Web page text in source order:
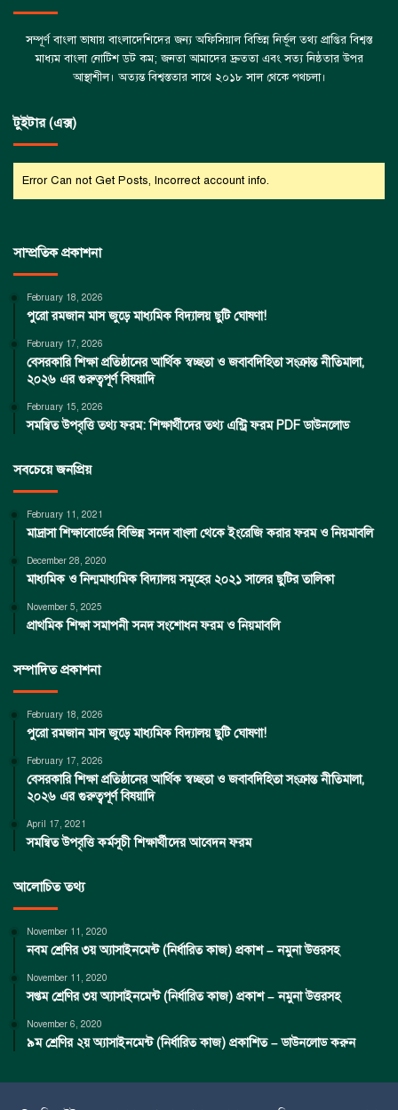
সম্পূর্ণ বাংলা ভাষায় বাংলাদেশিদের জন্য অফিসিয়াল বিভিন্ন নির্ভূল তথ্য প্রাপ্তির বিশ্বস্ত
মাধ্যম বাংলা নোটিশ ডট কম; জনতা আমাদের দ্রুততা এবং সত্য নিষ্ঠতার উপর
আস্থাশীল। অত্যন্ত বিশ্বস্ততার সাথে ২০১৮ সাল থেকে পথচলা।
টুইটার (এক্স)
Error Can not Get Posts, Incorrect account info.
সাম্প্রতিক প্রকাশনা
February 18, 2026
পুরো রমজান মাস জুড়ে মাধ্যমিক বিদ্যালয় ছুটি ঘোষণা!
February 17, 2026
বেসরকারি শিক্ষা প্রতিষ্ঠানের আর্থিক স্বচ্ছতা ও জবাবদিহিতা সংক্রান্ত নীতিমালা,
২০২৬ এর গুরুত্বপূর্ণ বিষয়াদি
February 15, 2026
সমন্বিত উপবৃত্তি তথ্য ফরম: শিক্ষার্থীদের তথ্য এন্ট্রি ফরম PDF ডাউনলোড
সবচেয়ে জনপ্রিয়
February 11, 2021
মাদ্রাসা শিক্ষাবোর্ডের বিভিন্ন সনদ বাংলা থেকে ইংরেজি করার ফরম ও নিয়মাবলি
December 28, 2020
মাধ্যমিক ও নিন্মমাধ্যমিক বিদ্যালয় সমূহের ২০২১ সালের ছুটির তালিকা
November 5, 2025
প্রাথমিক শিক্ষা সমাপনী সনদ সংশোধন ফরম ও নিয়মাবলি
সম্পাদিত প্রকাশনা
February 18, 2026
পুরো রমজান মাস জুড়ে মাধ্যমিক বিদ্যালয় ছুটি ঘোষণা!
February 17, 2026
বেসরকারি শিক্ষা প্রতিষ্ঠানের আর্থিক স্বচ্ছতা ও জবাবদিহিতা সংক্রান্ত নীতিমালা,
২০২৬ এর গুরুত্বপূর্ণ বিষয়াদি
April 17, 2021
সমন্বিত উপবৃত্তি কর্মসূচী শিক্ষার্থীদের আবেদন ফরম
আলোচিত তথ্য
November 11, 2020
নবম শ্রেণির ৩য় অ্যাসাইনমেন্ট (নির্ধারিত কাজ) প্রকাশ – নমুনা উত্তরসহ
November 11, 2020
সপ্তম শ্রেণির ৩য় অ্যাসাইনমেন্ট (নির্ধারিত কাজ) প্রকাশ – নমুনা উত্তরসহ
November 6, 2020
৯ম শ্রেণির ২য় অ্যাসাইনমেন্ট (নির্ধারিত কাজ) প্রকাশিত – ডাউনলোড করুন